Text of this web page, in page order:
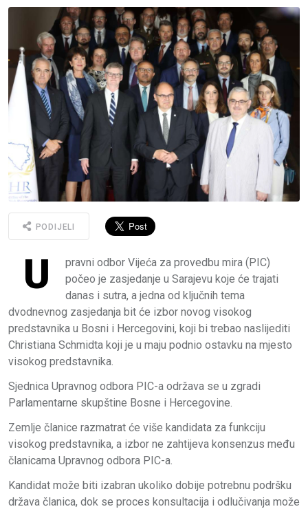
PODIJELI
U
pravni odbor Vijeća za provedbu mira (PIC)
počeo je zasjedanje u Sarajevu koje će trajati
danas i sutra, a jedna od ključnih tema
dvodnevnog zasjedanja bit će izbor novog visokog
predstavnika u Bosni i Hercegovini, koji bi trebao naslijediti
Christiana Schmidta koji je u maju podnio ostavku na mjesto
visokog predstavnika.
Sjednica Upravnog odbora PIC-a održava se u zgradi
Parlamentarne skupštine Bosne i Hercegovine.
Zemlje članice razmatrat će više kandidata za funkciju
visokog predstavnika, a izbor ne zahtijeva konsenzus među
članicama Upravnog odbora PIC-a.
Kandidat može biti izabran ukoliko dobije potrebnu podršku
država članica, dok se proces konsultacija i odlučivanja može